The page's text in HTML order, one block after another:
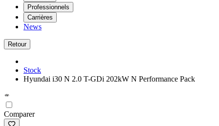
Professionnels
Carrières
News
Retour
Stock
Hyundai i30 N 2.0 T-GDi 202kW N Performance Pack
Comparer